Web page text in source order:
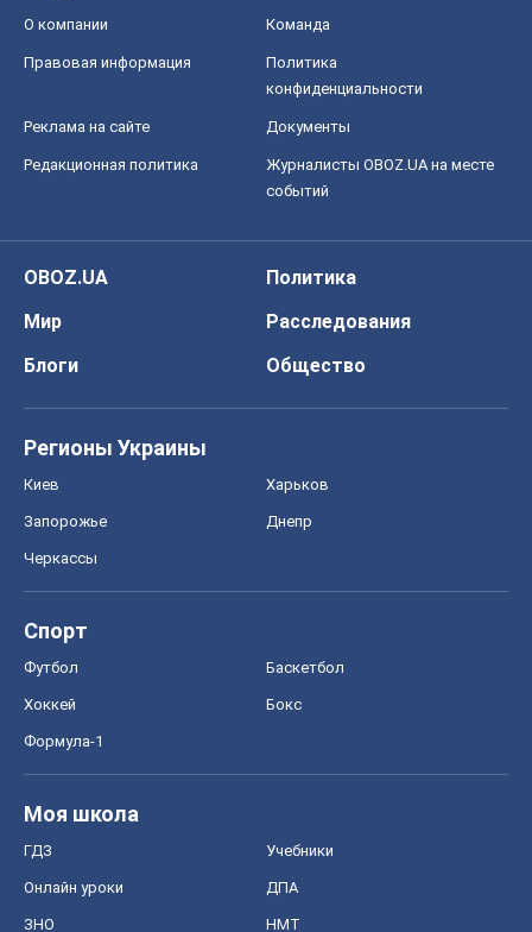
О компании Команда
Правовая информация
Политика
конфиденциальности
Реклама на сайте Документы
Редакционная политика
Журналисты OBOZ.UA на месте
событий
OBOZ.UA
Политика
Мир
Расследования
Блоги
Общество
Регионы Украины
Киев Харьков
Запорожье Днепр
Черкассы
Спорт
Футбол Баскетбол
Хоккей Бокс
Формула-1
Моя школа
ГДЗ Учебники
Онлайн уроки ДПА
ЗНО НМТ